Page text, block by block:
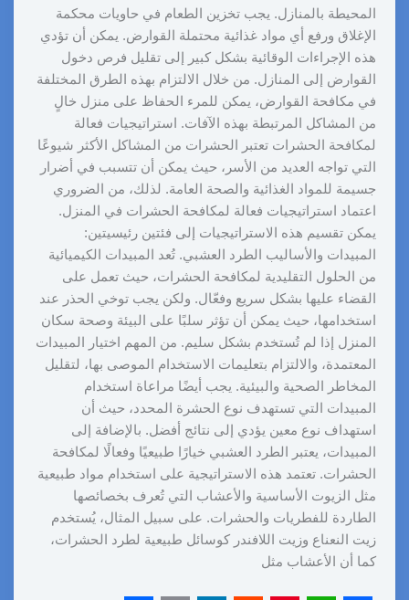
المحيطة بالمنازل. يجب تخزين الطعام في حاويات محكمة
الإغلاق ورفع أي مواد غذائية محتملة القوارض. يمكن أن تؤدي
هذه الإجراءات الوقائية بشكل كبير إلى تقليل فرص دخول
القوارض إلى المنازل. من خلال الالتزام بهذه الطرق المختلفة
في مكافحة القوارض، يمكن للمرء الحفاظ على منزل خالٍ
من المشاكل المرتبطة بهذه الآفات. استراتيجيات فعالة
لمكافحة الحشرات تعتبر الحشرات من المشاكل الأكثر شيوعًا
التي تواجه العديد من الأسر، حيث يمكن أن تتسبب في أضرار
جسيمة للمواد الغذائية والصحة العامة. لذلك، من الضروري
اعتماد استراتيجيات فعالة لمكافحة الحشرات في المنزل.
يمكن تقسيم هذه الاستراتيجيات إلى فئتين رئيسيتين:
المبيدات والأساليب الطرد العشبي. تُعد المبيدات الكيميائية
من الحلول التقليدية لمكافحة الحشرات، حيث تعمل على
القضاء عليها بشكل سريع وفعّال. ولكن يجب توخي الحذر عند
استخدامها، حيث يمكن أن تؤثر سلبًا على البيئة وصحة سكان
المنزل إذا لم تُستخدم بشكل سليم. من المهم اختيار المبيدات
المعتمدة، والالتزام بتعليمات الاستخدام الموصى بها، لتقليل
المخاطر الصحية والبيئية. يجب أيضًا مراعاة استخدام
المبيدات التي تستهدف نوع الحشرة المحدد، حيث أن
استهداف نوع معين يؤدي إلى نتائج أفضل. بالإضافة إلى
المبيدات، يعتبر الطرد العشبي خيارًا طبيعيًا وفعالًا لمكافحة
الحشرات. تعتمد هذه الاستراتيجية على استخدام مواد طبيعية
مثل الزيوت الأساسية والأعشاب التي تُعرف بخصائصها
الطاردة للفطريات والحشرات. على سبيل المثال، يُستخدم
زيت النعناع وزيت اللافندر كوسائل طبيعية لطرد الحشرات،
كما أن الأعشاب مثل